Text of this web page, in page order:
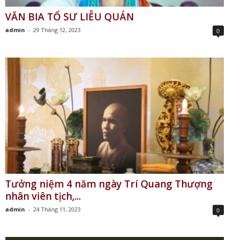
VĂN BIA TỔ SƯ LIỄU QUÁN
admin - 29 Tháng 12, 2023 0
Tưởng niệm 4 năm ngày Trí Quang Thượng
nhân viên tịch,...
admin - 24 Tháng 11, 2023 0